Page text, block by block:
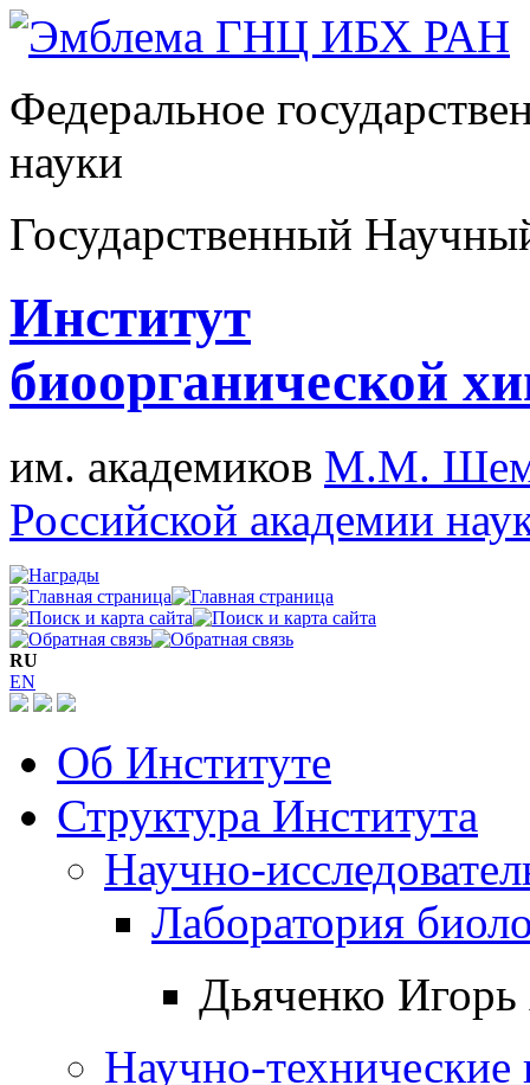
Федеральное
науки
Государственный
Институт
биоорганической
им. академиков М.М.
Российской академии
RU
EN
Об Институте
Структура Института
Научно-
Лаборатория
Дьяченко
Научно-технические